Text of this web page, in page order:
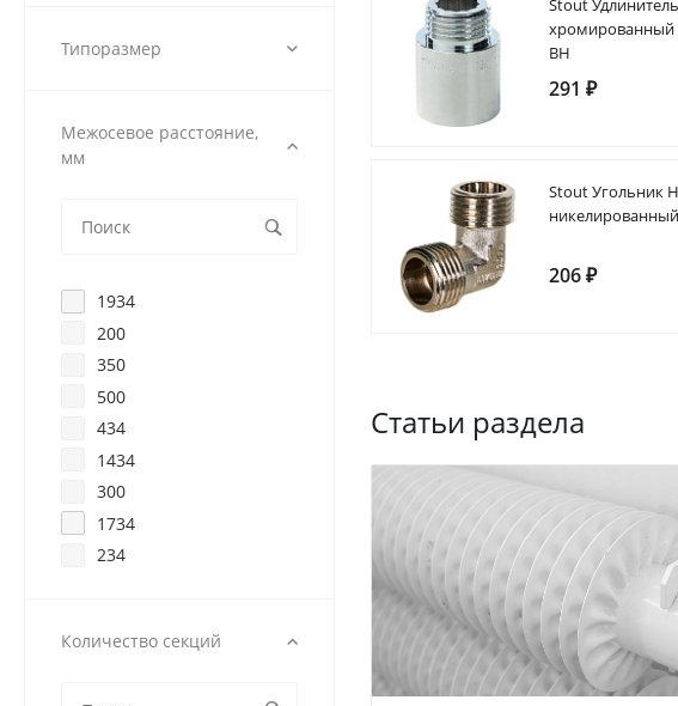
Типоразмер
Межосевое расстояние,
мм
1934
200
350
500
434
1434
300
1734
234
Количество секций
Stout Удлинитель
хромированный
ВН
291 ₽
Stout Угольник
206 ₽
Статьи раздела